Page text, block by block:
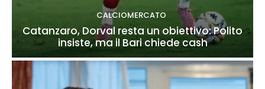
CALCIOMERCATO
Catanzaro, Dorval resta un obiettivo: Polito
insiste, ma il Bari chiede cash